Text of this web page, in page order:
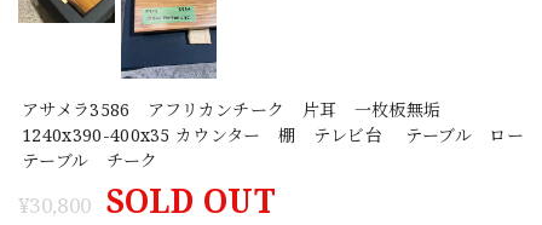
アサメラ3586 アフリカンチーク 片耳 一枚板無垢
1240x390-400x35 カウンター 棚 テレビ台 テーブル ロー
テーブル チーク
¥30,800 SOLD OUT